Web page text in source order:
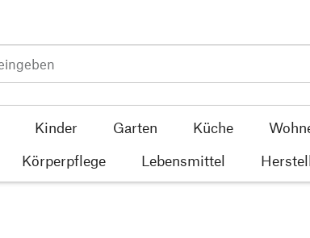
Kinder Garten Küche
Körperpflege Lebensmittel